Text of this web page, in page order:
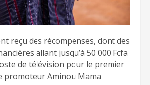
reçu des récompenses, dont des
allant jusqu’à 50 000 Fcfa
de télévision pour le premier
promoteur Aminou Mama